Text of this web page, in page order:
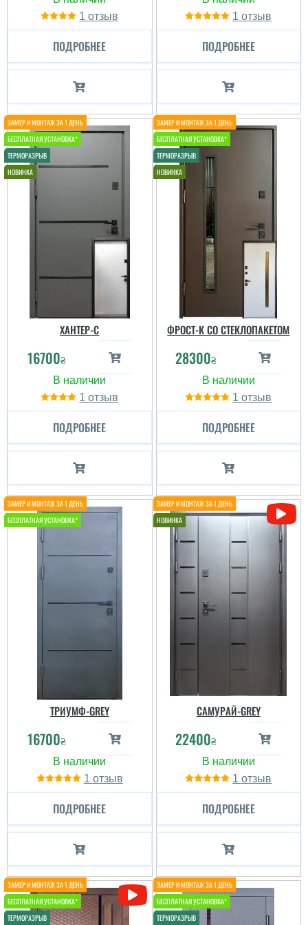
ТМ Фаворит
сертификатом!
ТМ Фаворит
Советуем эту дверь. так
как эта дверь
полноценно
противопожарная,
огнеупорности.
Качественная отделка и
1
ПОДРОБНЕЕ
1
ПОДРОБНЕЕ
ХАНТЕР-С
16700₴
1
ПОДРОБНЕЕ
ФРОСТ-К СО СТЕКЛОПАКЕТОМ
28300₴
1
ПОДРОБНЕЕ
ТРИУМФ-GREY
16700₴
1
ПОДРОБНЕЕ
САМУРАЙ-GREY
22400₴
1
ПОДРОБНЕЕ